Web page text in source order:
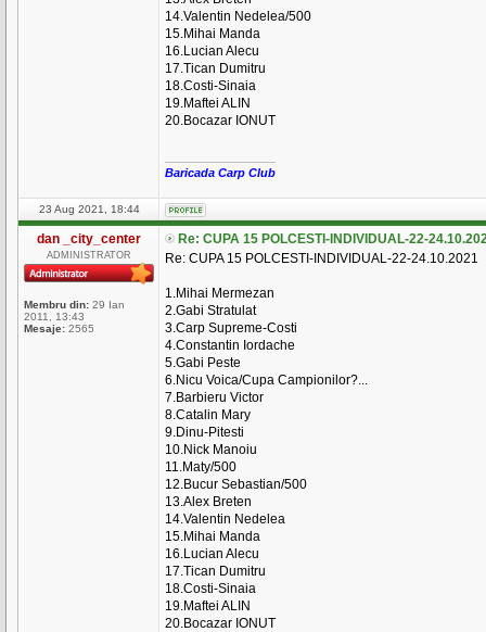
14.Valentin Nedelea/500
15.Mihai Manda
16.Lucian Alecu
17.Tican Dumitru
18.Costi-Sinaia
19.Maftei ALIN
20.Bocazar IONUT
Baricada Carp Club
23 Aug 2021, 18:44
dan _city_center
ADMINISTRATOR
Membru din: 29 Ian
2011, 13:43
Mesaje: 2565
Re: CUPA 15 POLCESTI-INDIVIDUAL-22-
Re: CUPA 15 POLCESTI-INDIVIDUAL-22-24.10.2021
1.Mihai Mermezan
2.Gabi Stratulat
3.Carp Supreme-Costi
4.Constantin Iordache
5.Gabi Peste
6.Nicu Voica/Cupa Campionilor?...
7.Barbieru Victor
8.Catalin Mary
9.Dinu-Pitesti
10.Nick Manoiu
11.Maty/500
12.Bucur Sebastian/500
13.Alex Breten
14.Valentin Nedelea
15.Mihai Manda
16.Lucian Alecu
17.Tican Dumitru
18.Costi-Sinaia
19.Maftei ALIN
20.Bocazar IONUT